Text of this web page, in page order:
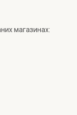
магазинах: